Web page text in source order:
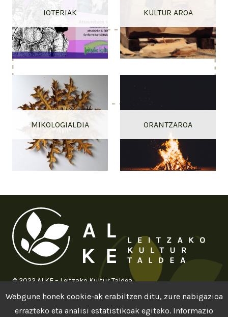
IOTERIAK KULTUR AROA
MIKOLOGIALDIA ORANTZAROA
© 2022 ALKE – Leitzako Kultur Taldea
Webgune honek cookie-ak erabiltzen ditu, zure nabigazioa
errazteko eta analisi estatistikoak egiteko. Informazio